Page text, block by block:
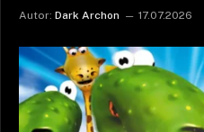
Autor: Dark Archon 17.07.2026